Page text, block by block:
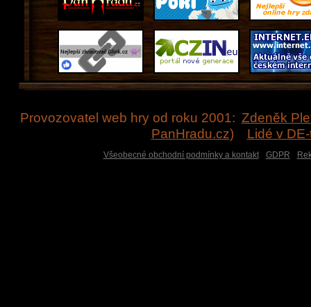
Provozovatel web hry od roku 2001: Zdeněk
PanHradu.cz) Lidé v
Všeobecné obchodní podmínky a kontakt GDPR